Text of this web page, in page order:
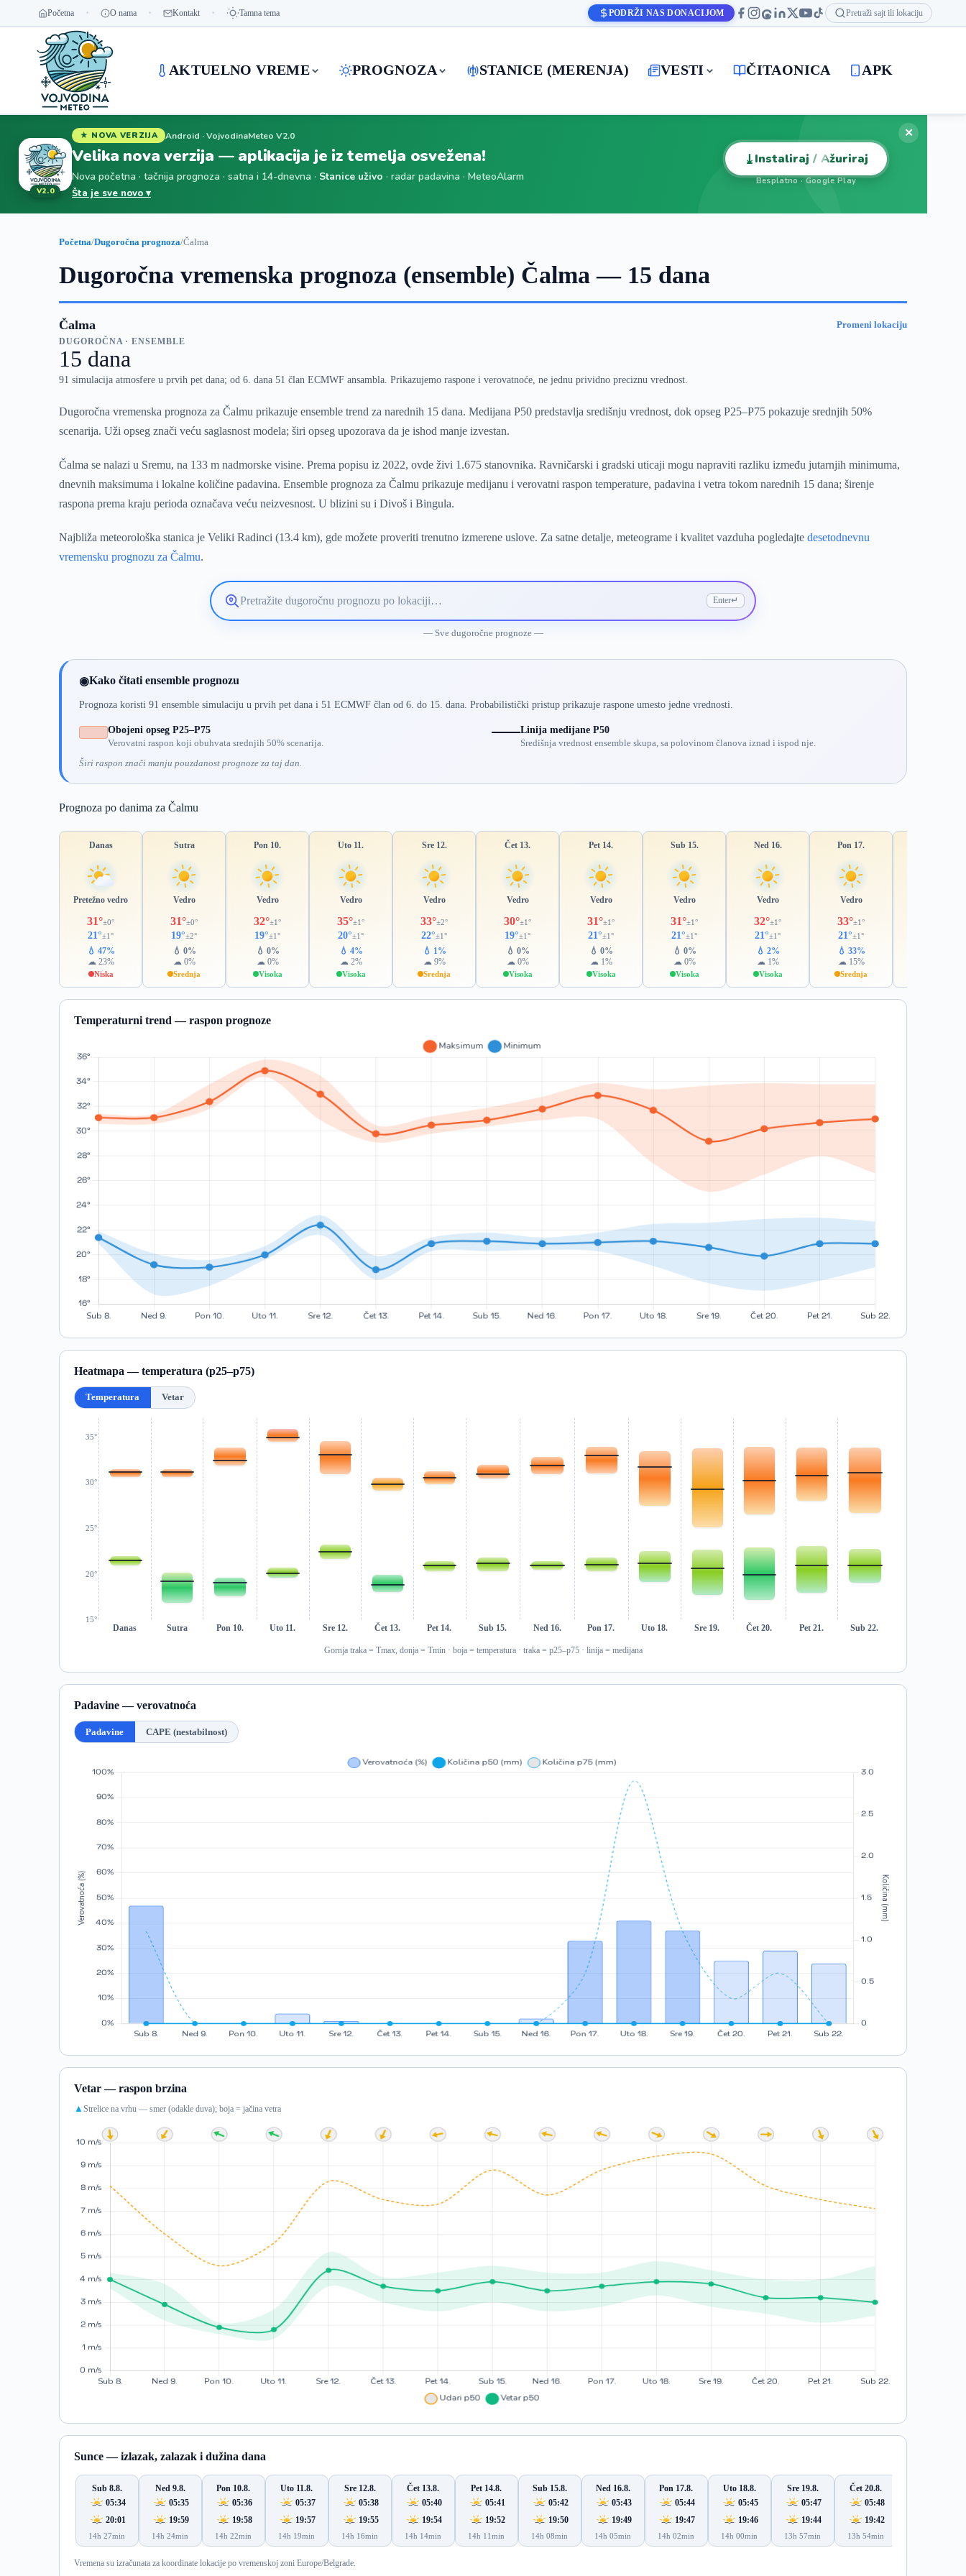
Početna O nama Kontakt Tamna tema PODRŽI NAS DONACIJOM Pretraži sajt ili lokaciju
AKTUELNO VREME PROGNOZA STANICE (MERENJA) VESTI ČITAONICA APK
V2.0
★ NOVA VERZIJA Android · VojvodinaMeteo V2.0
Velika nova verzija — aplikacija je iz temelja osvežena!
Nova početna · tačnija prognoza · satna i 14-dnevna · Stanice uživo · radar padavina · MeteoAlarm
Šta je sve novo ▾
⤓Instaliraj / Ažuriraj
Besplatno · Google Play
✕
Početna/Dugoročna prognoza/Čalma
Dugoročna vremenska prognoza (ensemble) Čalma — 15 dana
Čalma Promeni lokaciju
DUGOROČNA · ENSEMBLE
15 dana
91 simulacija atmosfere u prvih pet dana; od 6. dana 51 član ECMWF ansambla. Prikazujemo raspone i verovatnoće, ne jednu prividno preciznu vrednost.
Dugoročna vremenska prognoza za Čalmu prikazuje ensemble trend za narednih 15 dana. Medijana P50 predstavlja središnju vrednost, dok opseg P25–P75 pokazuje srednjih 50%
scenarija. Uži opseg znači veću saglasnost modela; širi opseg upozorava da je ishod manje izvestan.
Čalma se nalazi u Sremu, na 133 m nadmorske visine. Prema popisu iz 2022, ovde živi 1.675 stanovnika. Ravničarski i gradski uticaji mogu napraviti razliku između jutarnjih minimuma,
dnevnih maksimuma i lokalne količine padavina. Ensemble prognoza za Čalmu prikazuje medijanu i verovatni raspon temperature, padavina i vetra tokom narednih 15 dana; širenje
raspona prema kraju perioda označava veću neizvesnost. U blizini su i Divoš i Bingula.
Najbliža meteorološka stanica je Veliki Radinci (13.4 km), gde možete proveriti trenutno izmerene uslove. Za satne detalje, meteograme i kvalitet vazduha pogledajtedesetodnevnu
vremensku prognozu za Čalmu.
Pretražite
lokaciju
Enter↵
— Sve dugoročne prognoze —
◉Kako čitati ensemble prognozu
Prognoza koristi 91 ensemble simulaciju u prvih pet dana i 51 ECMWF član od 6. do 15. dana. Probabilistički pristup prikazuje raspone umesto jedne vrednosti.
Obojeni opseg P25–P75
Verovatni raspon koji obuhvata srednjih 50% scenarija.
Linija medijane P50
Središnja vrednost ensemble skupa, sa polovinom članova iznad i ispod nje.
Širi raspon znači manju pouzdanost prognoze za taj dan.
Prognoza po danima za Čalmu
Danas
Pretežno vedro
31°±0°
21°±1°
💧 47%
☁ 23%
Niska
Sutra
Vedro
31°±0°
19°±2°
💧 0%
☁ 0%
Srednja
Pon 10.
Vedro
32°±1°
19°±1°
💧 0%
☁ 0%
Visoka
Uto 11.
Vedro
35°±1°
20°±1°
💧 4%
☁ 2%
Visoka
Sre 12.
Vedro
33°±2°
22°±1°
💧 1%
☁ 9%
Srednja
Čet 13.
Vedro
30°±1°
19°±1°
💧 0%
☁ 0%
Visoka
Pet 14.
Vedro
31°±1°
21°±1°
💧 0%
☁ 1%
Visoka
Sub 15.
Vedro
31°±1°
21°±1°
💧 0%
☁ 0%
Visoka
Ned 16.
Vedro
32°±1°
21°±1°
💧 2%
☁ 1%
Visoka
Pon 17.
Vedro
33°±1°
21°±1°
💧 33%
☁ 15%
Srednja
Temperaturni trend — raspon prognoze
Heatmapa — temperatura (p25–p75)
Temperatura Vetar
15°
20°
25°
30°
35°
Danas Sutra Pon 10. Uto 11. Sre 12. Čet 13. Pet 14. Sub 15. Ned 16. Pon 17. Uto 18. Sre 19. Čet 20. Pet 21. Sub 22.
Gornja traka = Tmax, donja = Tmin · boja = temperatura · traka = p25–p75 · linija = medijana
Padavine — verovatnoća
Padavine CAPE (nestabilnost)
Vetar — raspon brzina
▲Strelice na vrhu — smer (odakle duva); boja = jačina vetra
Sunce — izlazak, zalazak i dužina dana
Sub 8.8.
05:34
20:01
14h 27min
Ned 9.8.
05:35
19:59
14h 24min
Pon 10.8.
05:36
19:58
14h 22min
Uto 11.8.
05:37
19:57
14h 19min
Sre 12.8.
05:38
19:55
14h 16min
Čet 13.8.
05:40
19:54
14h 14min
Pet 14.8.
05:41
19:52
14h 11min
Sub 15.8.
05:42
19:50
14h 08min
Ned 16.8.
05:43
19:49
14h 05min
Pon 17.8.
05:44
19:47
14h 02min
Uto 18.8.
05:45
19:46
14h 00min
Sre 19.8.
05:47
19:44
13h 57min
Čet 20.8.
05:48
19:42
13h 54min
Vremena su izračunata za koordinate lokacije po vremenskoj zoni Europe/Belgrade.